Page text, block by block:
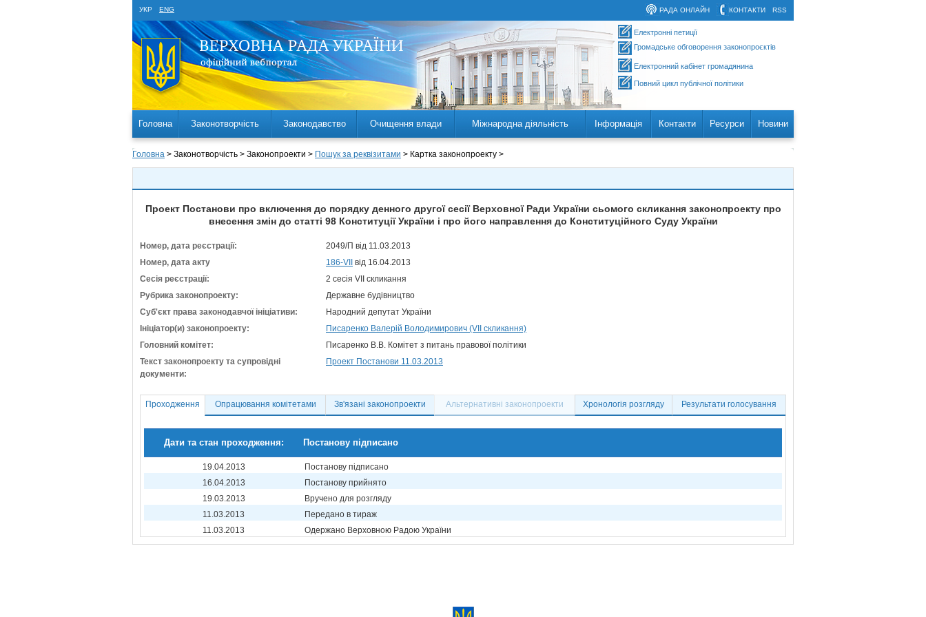
УКР ENG RSS
КОНТАКТИ
РАДА ОНЛАЙН
Електронні петиції
Громадське обговорення законопроєктів
Електронний кабінет громадянина
Повний цикл публічної політики
Головна Законотворчість Законодавство Очищення влади Міжнародна діяльність Інформація Контакти Ресурси Новини
Головна > Законотворчість > Законопроекти > Пошук за реквізитами > Картка законопроекту >
Проект Постанови про включення до порядку денного другої сесії Верховної Ради України сьомого скликання законопроекту про
внесення змін до статті 98 Конституції України і про його направлення до Конституційного Суду України
Номер, дата реєстрації:
2049/П від 11.03.2013
Номер, дата акту
186-VII
від 16.04.2013
Сесія реєстрації:
2 сесія VII скликання
Рубрика законопроекту:
Державне будівництво
Суб'єкт права законодавчої ініціативи:
Народний депутат України
Ініціатор(и) законопроекту:
Писаренко Валерій Володимирович (VII скликання)
Головний комітет:
Писаренко В.В. Комітет з питань правової політики
Текст законопроекту та супровідні
документи:
Проект Постанови 11.03.2013
Проходження Опрацювання комітетами Зв'язані законопроекти Альтернативні законопроекти Хронологія розгляду Результати голосування
Дати та стан проходження: Постанову підписано
19.04.2013
Постанову підписано
16.04.2013
Постанову прийнято
19.03.2013
Вручено для розгляду
11.03.2013
Передано в тираж
11.03.2013
Одержано Верховною Радою України